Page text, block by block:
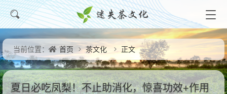
当前位置： 首页 茶文化 正文
夏日必吃凤梨！不止助消化，惊喜功效+作用